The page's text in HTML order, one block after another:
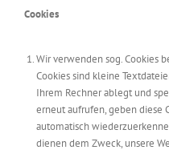
Cookies
Wir verwenden sog. Cookies
Cookies sind kleine
Ihrem Rechner ablegt und
erneut aufrufen, geben diese
automatisch
dienen dem Zweck, unsere